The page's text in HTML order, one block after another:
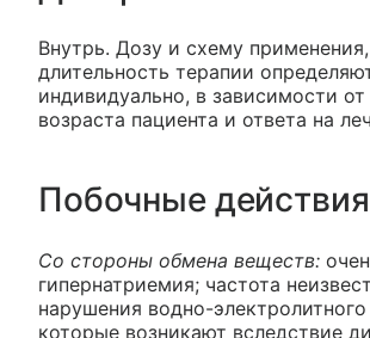
Внутрь. Дозу и схему применения,
длительность терапии
индивидуально, в зависимости от
возраста пациента и ответа на
Побочные действия
Со стороны обмена веществ:
гипернатриемия; частота
нарушения водно-
которые возникают вследствие